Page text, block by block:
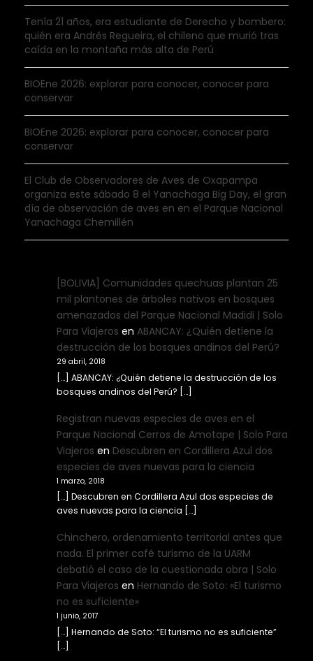
Tenía 21 años, era estudiante de Derecho y bombero:
quién era Andrés Regueira, el chileno que murió tras
caída en la montaña más alta de Perú
BIOEne 2026: explorar para conocer, conocer para
conservar
BIOEne 2026: explorar para conocer, conocer para
conservar
El Club de Observadores de Aves de Oxapampa
organiza este sábado 8 el Yanachaga Big Day, el gran
día de observación de aves en en el Parque Nacional
Yanachaga Chemillén
[BOLIVIA] Comunidades quechuas plantan 25
mil plantones de árboles nativos en bosques
amenazados del Parque Nacional Madidi | Solo
Para Viajeros en ABANCAY: ¿Quién detiene la
destrucción de los bosques andinos del Perú?
29 abril, 2018
[…] ABANCAY: ¿Quién detiene la destrucción de los
bosques andinos del Perú? […]
Registran nuevas especies de aves en el
Parque Nacional Cerros de Amotape | Solo Para
Viajeros en Descubren en Cordillera Azul dos
especies de aves nuevas para la ciencia
1 marzo, 2018
[…] Descubren en Cordillera Azul dos especies de
aves nuevas para la ciencia […]
Chinchero, ordenamiento territorial antes que
nada. El primer café turismo de la UARM
debatió el caso de la cuestionada obra | Solo
Para Viajeros en Hernando de Soto: «El turismo
no es suficiente»
1 junio, 2017
[…] Hernando de Soto: “El turismo no es suficiente”
[…]